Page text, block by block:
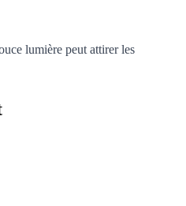
lumière peut attirer les